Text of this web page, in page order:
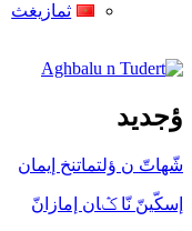
ثمازيغث
Aghbalu n Tudert
ؤجديد
شّهاتّ ن ؤلتماتنخ إيمان
إسكّينّ نّا ݣان إمازانّ